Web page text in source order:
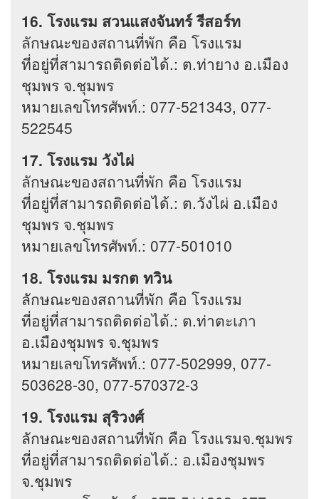
16. โรงแรม สวนแสงจันทร์ รีสอร์ท
ลักษณะของสถานที่พัก คือ โรงแรม
ที่อยู่ที่สามารถติดต่อได้.: ต.ท่ายาง อ.เมือง
ชุมพร จ.ชุมพร
หมายเลขโทรศัพท์.: 077-521343, 077-
522545
17. โรงแรม วังไผ่
ลักษณะของสถานที่พัก คือ โรงแรม
ที่อยู่ที่สามารถติดต่อได้.: ต.วังไผ่ อ.เมือง
ชุมพร จ.ชุมพร
หมายเลขโทรศัพท์.: 077-501010
18. โรงแรม มรกต ทวิน
ลักษณะของสถานที่พัก คือ โรงแรม
ที่อยู่ที่สามารถติดต่อได้.: ต.ท่าตะเภา
อ.เมืองชุมพร จ.ชุมพร
หมายเลขโทรศัพท์.: 077-502999, 077-
503628-30, 077-570372-3
19. โรงแรม สุริวงศ์
ลักษณะของสถานที่พัก คือ โรงแรมจ.ชุมพร
ที่อยู่ที่สามารถติดต่อได้.: อ.เมืองชุมพร
จ.ชุมพร